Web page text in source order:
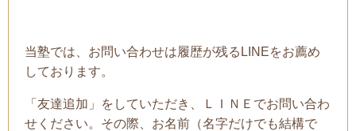
当塾では、お問い合わせは履歴が残るLINEをお薦め
しております。
「友達追加」をしていただき、ＬＩＮＥでお問い合わ
せください。その際、お名前（名字だけでも結構で